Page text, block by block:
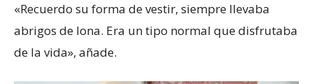
«Recuerdo su forma de vestir, siempre llevaba
abrigos de lona. Era un tipo normal que disfrutaba
de la vida», añade.